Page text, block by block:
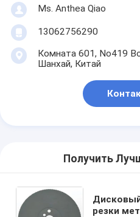
Ms. Anthea Qiao
13062756290
Комната 601, No419
Шанхай, Китай
Получить
резки